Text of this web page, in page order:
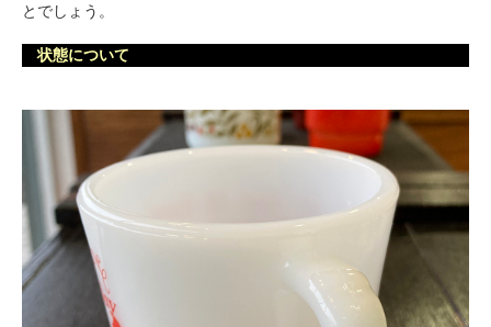
とでしょう。
状態について